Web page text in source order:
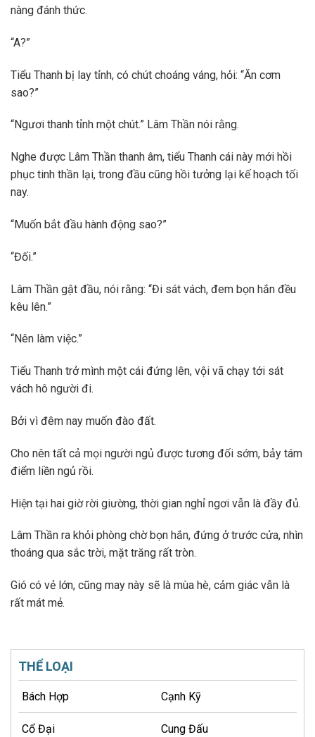
nàng đánh thức.
“A?”
Tiểu Thanh bị lay tỉnh, có chút choáng váng, hỏi: “Ăn cơm
sao?”
“Ngươi thanh tỉnh một chút.” Lâm Thần nói rằng.
Nghe được Lâm Thần thanh âm, tiểu Thanh cái này mới hồi
phục tinh thần lại, trong đầu cũng hồi tưởng lại kế hoạch tối
nay.
“Muốn bắt đầu hành động sao?”
“Đối.”
Lâm Thần gật đầu, nói rằng: “Đi sát vách, đem bọn hắn đều
kêu lên.”
“Nên làm việc.”
Tiểu Thanh trở mình một cái đứng lên, vội vã chạy tới sát
vách hô người đi.
Bởi vì đêm nay muốn đào đất.
Cho nên tất cả mọi người ngủ được tương đối sớm, bảy tám
điểm liền ngủ rồi.
Hiện tại hai giờ rời giường, thời gian nghỉ ngơi vẫn là đầy đủ.
Lâm Thần ra khỏi phòng chờ bọn hắn, đứng ở trước cửa, nhìn
thoáng qua sắc trời, mặt trăng rất tròn.
Gió có vẻ lớn, cũng may này sẽ là mùa hè, cảm giác vẫn là
rất mát mẻ.
THỂ LOẠI
Bách Hợp Cạnh Kỹ
Cổ Đại Cung Đấu